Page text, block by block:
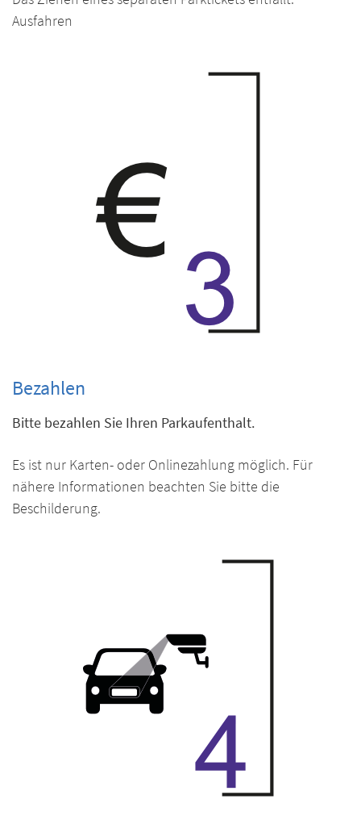
Ausfahren
Bezahlen
Bitte bezahlen Sie Ihren Parkaufenthalt.
Es ist nur Karten- oder Onlinezahlung möglich. Für
nähere Informationen beachten Sie bitte die
Beschilderung.